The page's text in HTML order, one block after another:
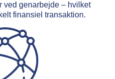
ved genarbejde – hvilket
finansiel transaktion.